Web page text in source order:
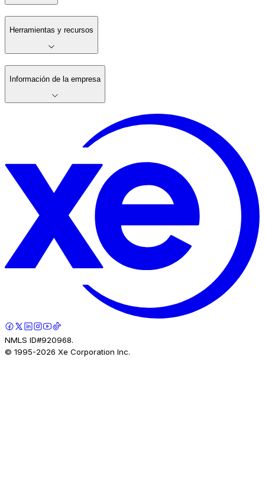
Herramientas y recursos
Información de la empresa
NMLS ID#920968.
© 1995-2026 Xe Corporation Inc.